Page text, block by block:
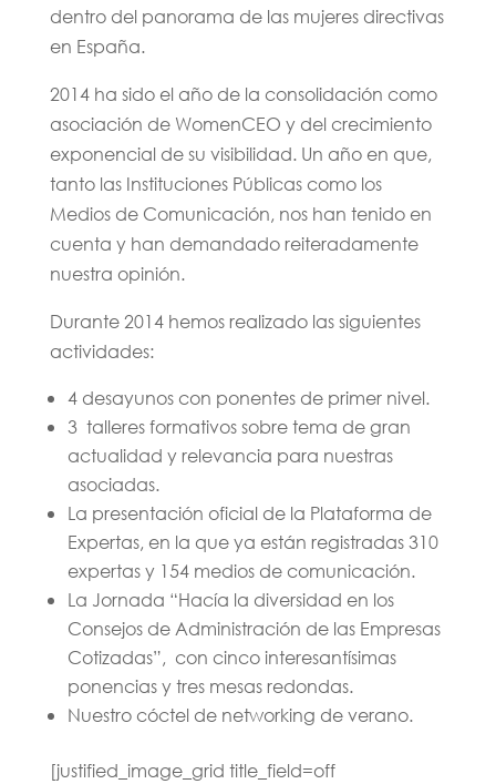
dentro del panorama de las mujeres directivas
en España.
2014 ha sido el año de la consolidación como
asociación de WomenCEO y del crecimiento
exponencial de su visibilidad. Un año en que,
tanto las Instituciones Públicas como los
Medios de Comunicación, nos han tenido en
cuenta y han demandado reiteradamente
nuestra opinión.
Durante 2014 hemos realizado las siguientes
actividades:
4 desayunos con ponentes de primer nivel.
3 talleres formativos sobre tema de gran
actualidad y relevancia para nuestras
asociadas.
La presentación oficial de la Plataforma de
Expertas, en la que ya están registradas 310
expertas y 154 medios de comunicación.
La Jornada “Hacía la diversidad en los
Consejos de Administración de las Empresas
Cotizadas”, con cinco interesantísimas
ponencias y tres mesas redondas.
Nuestro cóctel de networking de verano.
[justified_image_grid title_field=off